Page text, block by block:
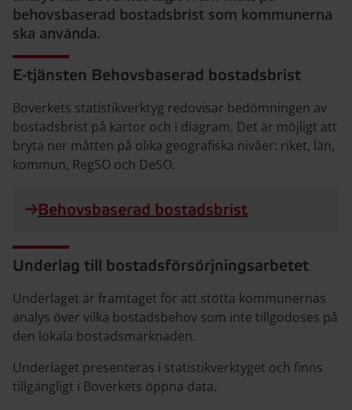
behovsbaserad bostadsbrist som kommunerna
ska använda.
E-tjänsten Behovsbaserad bostadsbrist
Boverkets statistikverktyg redovisar bedömningen av
bostadsbrist på kartor och i diagram. Det är möjligt att
bryta ner måtten på olika geografiska nivåer: riket, län,
kommun, RegSO och DeSO.
Behovsbaserad bostadsbrist
Underlag till bostadsförsörjningsarbetet
Underlaget är framtaget för att stötta kommunernas
analys över vilka bostadsbehov som inte tillgodoses på
den lokala bostadsmarknaden.
Underlaget presenteras i statistikverktyget och finns
tillgängligt i Boverkets öppna data.